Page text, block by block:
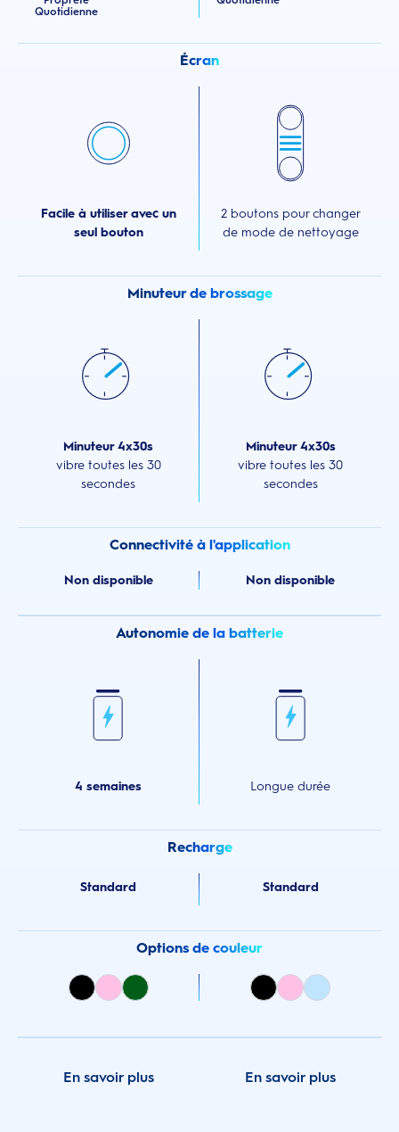
Quotidienne
Écran
Facile à utiliser avec un
seul bouton
2 boutons pour changer
de mode de nettoyage
Minuteur de brossage
Minuteur 4x30s
vibre toutes les 30
secondes
Minuteur 4x30s
vibre toutes les 30
secondes
Connectivité à l'application
Non disponible Non disponible
Autonomie de la batterie
4 semaines Longue durée
Recharge
Standard Standard
Options de couleur
En savoir plus En savoir plus